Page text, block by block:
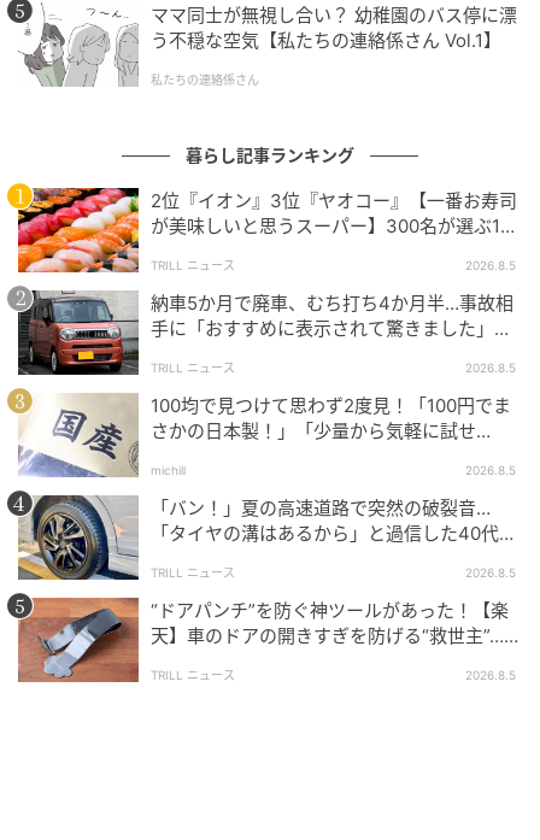
を差し込んでから、食器用洗剤のボトルに取り付けま
す。
暮らしニスタ
ストローは21.5㎝と長めなので、取り付ける食器用洗
剤ボトルの高さに合わせてカットします。先端が斜め
になっている側はボトルに入れ込むほうなので、反対
側をハサミで切って調整してから、ポンプの下部に差
し込んで。
ママ同士が無視し合い？ 幼稚園のバス停に漂
う不穏な空気【私たちの連絡係さん Vol.1】
私たちの連絡係さん
暮らし記事ランキング
2位『イオン』3位『ヤオコー』【一番お寿司
が美味しいと思うスーパー】300名が選ぶ1位
TRILL ニュース 2026.8.5
納車5か月で廃車、むち打ち4か月半…事故相
手に「おすすめに表示されて驚きました」と
TRILL ニュース 2026.8.5
100均で見つけて思わず2度見！「100円でま
さかの日本製！」「少量から気軽に試せ
michill 2026.8.5
「バン！」夏の高速道路で突然の破裂音…
「タイヤの溝はあるから」と過信した40代男
TRILL ニュース 2026.8.5
“ドアパンチ”を防ぐ神ツールがあった！【楽
天】車のドアの開きすぎを防げる“救世主”…手
TRILL ニュース 2026.8.5